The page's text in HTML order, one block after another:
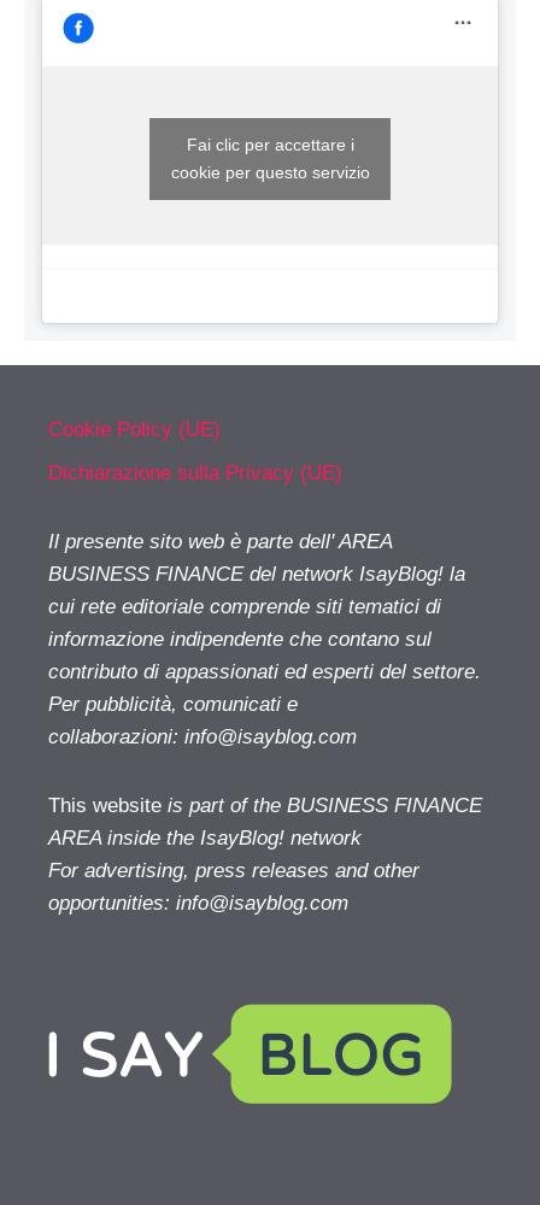
Fai clic per accettare i
cookie per questo servizio
Cookie Policy (UE)
Dichiarazione sulla Privacy (UE)
Il presente sito web è parte dell' AREA
BUSINESS FINANCE del network IsayBlog! la
cui rete editoriale comprende siti tematici di
informazione indipendente che contano sul
contributo di appassionati ed esperti del settore.
Per pubblicità, comunicati e
collaborazioni: info@isayblog.com
This website is part of the BUSINESS FINANCE
AREA inside the IsayBlog! network
For advertising, press releases and other
opportunities: info@isayblog.com